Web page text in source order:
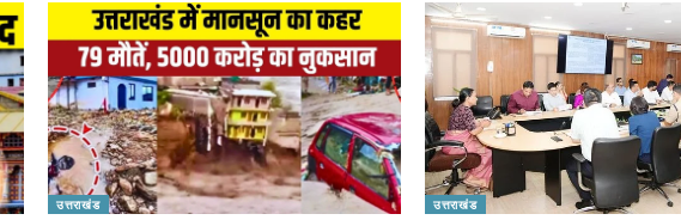
उत्तराखंड उत्तराखंड